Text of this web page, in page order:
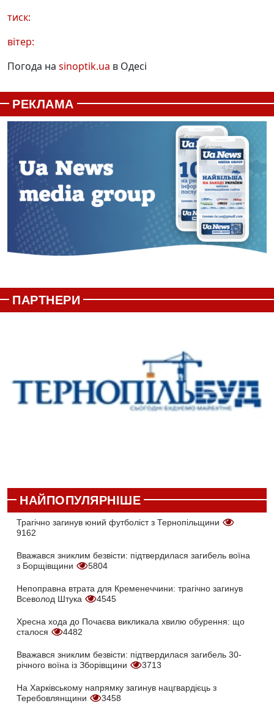
тиск:
вітер:
Погода на sinoptik.ua в Одесі
РЕКЛАМА
ПАРТНЕРИ
НАЙПОПУЛЯРНІШЕ
Трагічно загинув юний футболіст з Тернопільщини
9162
Вважався зниклим безвісти: підтвердилася загибель воїна
з Борщівщини
5804
Непоправна втрата для Кременеччини: трагічно загинув
Всеволод Штука
4545
Хресна хода до Почаєва викликала хвилю обурення: що
сталося
4482
Вважався зниклим безвісти: підтвердилася загибель 30-
річного воїна із Зборівщини
3713
На Харківському напрямку загинув нацгвардієць з
Теребовлянщини
3458